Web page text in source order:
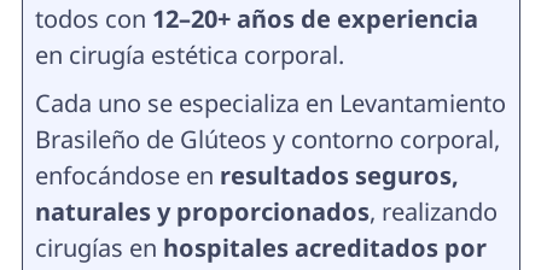
todos con 12–20+ años de experiencia
en cirugía estética corporal.
Cada uno se especializa en Levantamiento
Brasileño de Glúteos y contorno corporal,
enfocándose en resultados seguros,
naturales y proporcionados, realizando
cirugías en hospitales acreditados por